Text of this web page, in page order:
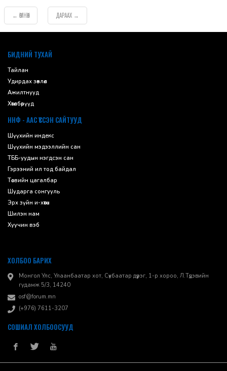
← ӨМНӨХ ДАРААХ →
БИДНИЙ ТУХАЙ
Тайлан
Удирдах зөвлөл
Ажилтнууд
Хөтөлбөрүүд
ННФ - ААС ҮҮССЭН САЙТУУД
Шүүхийн индекс
Шүүхийн мэдээллийн сан
ТББ-уудын нэгдсэн сан
Гэрээний ил тод байдал
Төсвийн цагалбар
Шударга сонгууль
Эрх зүйн и-хөтөч
Шилэн нам
Хуучин вэб
ХОЛБОО БАРИХ
Монгол Улс, Улаанбаатар хот, Сүхбаатар дүүрэг, 1-р хороо, ​Л.Түдэвийн
гудамж 5/3, 14240
osf@forum.mn
(+976) 7611-3207
СОШИАЛ ХОЛБООСУУД